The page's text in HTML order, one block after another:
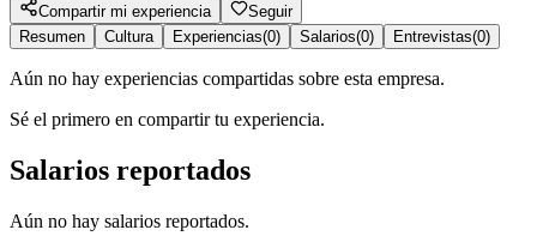
Compartir mi experiencia
Seguir
Resumen
Cultura Experiencias(0) Salarios(0) Entrevistas(0)
Aún no hay experiencias compartidas sobre esta empresa.
Sé el primero en compartir tu experiencia.
Salarios reportados
Aún no hay salarios reportados.